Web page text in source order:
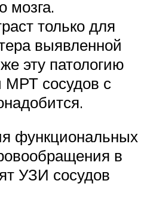
мозга.
только для
выявленной
эту патологию
МРТ сосудов с
функциональных
в
УЗИ сосудов